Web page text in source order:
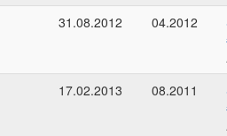
31.08.2012
04.2012
17.02.2013
08.2011